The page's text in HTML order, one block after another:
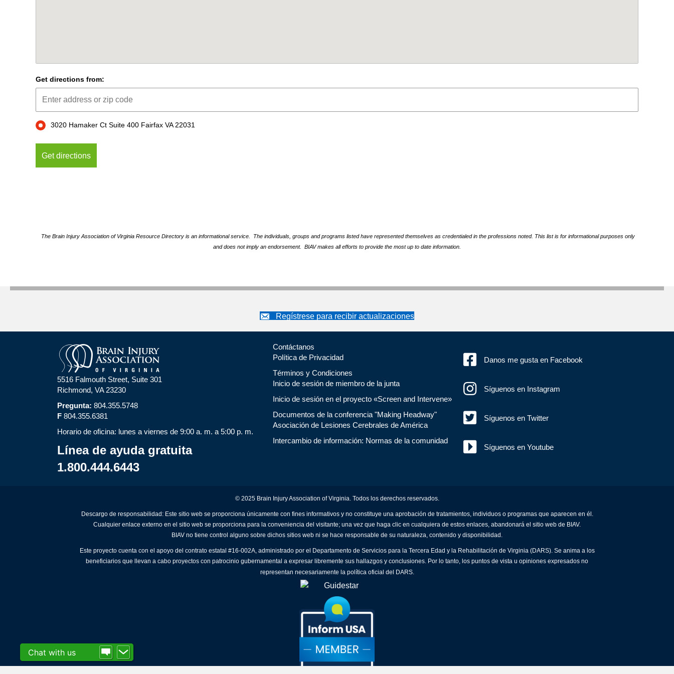
Get directions from:
3020 Hamaker Ct Suite 400 Fairfax VA 22031
The Brain Injury Association of Virginia Resource Directory is an informational service. The individuals, groups and programs listed have represented themselves as credentialed in the professions noted. This list is for informational purposes only
and does not imply an endorsement. BIAV makes all efforts to provide the most up to date information.
Regístrese para recibir actualizaciones
5516 Falmouth Street, Suite 301
Richmond, VA 23230
Pregunta: 804.355.5748
F 804.355.6381
Horario de oficina: lunes a viernes de 9:00 a. m. a 5:00 p. m.
Línea de ayuda gratuita
1.800.444.6443
Contáctanos
Política de Privacidad
Términos y Condiciones
Inicio de sesión de miembro de la junta
Inicio de sesión en el proyecto «Screen and Intervene»
Documentos de la conferencia "Making Headway"
Asociación de Lesiones Cerebrales de América
Intercambio de información: Normas de la comunidad
Danos me gusta en Facebook
Síguenos en Instagram
Síguenos en Twitter
Síguenos en Youtube
© 2025 Brain Injury Association of Virginia. Todos los derechos reservados.
Descargo de responsabilidad: Este sitio web se proporciona únicamente con fines informativos y no constituye una aprobación de tratamientos, individuos o programas que aparecen en él.
Cualquier enlace externo en el sitio web se proporciona para la conveniencia del visitante; una vez que haga clic en cualquiera de estos enlaces, abandonará el sitio web de BIAV.
BIAV no tiene control alguno sobre dichos sitios web ni se hace responsable de su naturaleza, contenido y disponibilidad.
Este proyecto cuenta con el apoyo del contrato estatal #16-002A, administrado por el Departamento de Servicios para la Tercera Edad y la Rehabilitación de Virginia (DARS). Se anima a los
beneficiarios que llevan a cabo proyectos con patrocinio gubernamental a expresar libremente sus hallazgos y conclusiones. Por lo tanto, los puntos de vista u opiniones expresados no
representan necesariamente la política oficial del DARS.
Chat with us